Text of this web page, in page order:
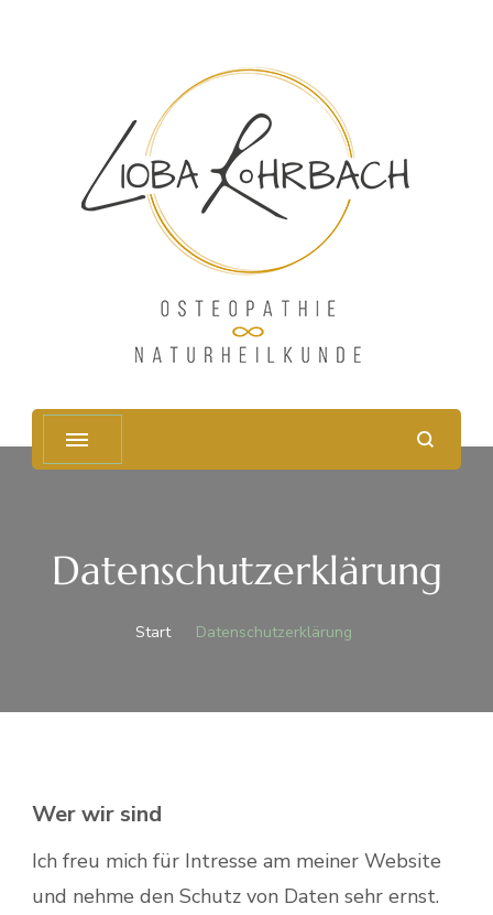
Osteopathie und
Naturheilunde
Datenschutzerklärung
Start Datenschutzerklärung
Wer wir sind
Ich freu mich für Intresse am meiner Website
und nehme den Schutz von Daten sehr ernst.